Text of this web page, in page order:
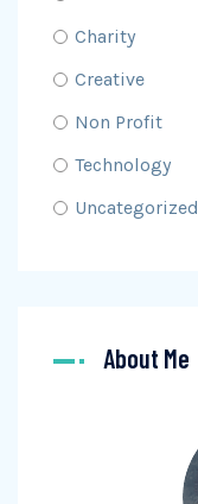
Charity
Creative
Non Profit
Technology
Uncategorized
About Me